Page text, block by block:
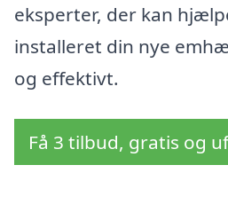
eksperter, der kan
installeret din nye
og effektivt.
Få 3 tilbud, gratis og